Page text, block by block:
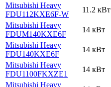
Mitsubishi Heavy
FDU112KXE6F-W
11.2 кВт
Mitsubishi Heavy
FDUM140KXE6F
14 кВт
Mitsubishi Heavy
FDU140KXE6F
14 кВт
Mitsubishi Heavy
FDU1100FKXZE1
14 кВт
Mitsubishi Heavy